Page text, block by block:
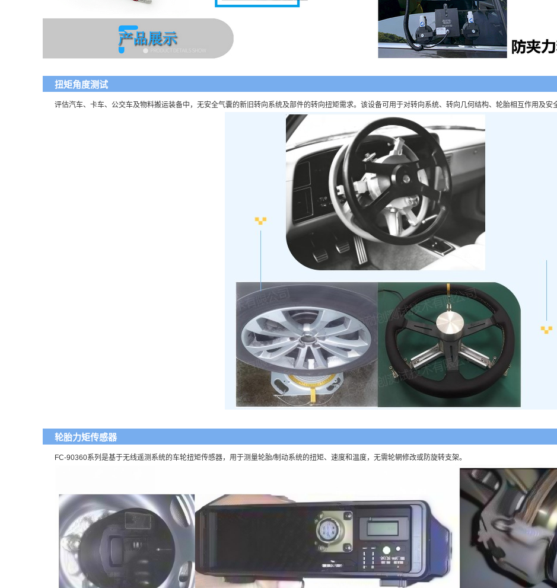
扭矩角度测试
评估汽车、卡车、公交车及物料搬运装备中，无安全气囊的新旧转向系统及部件的转向扭矩需求。该设备可用于对转向系统、转向几何结构、轮胎相互作用及安
轮胎力矩传感器
FC-90360系列是基于无线遥测系统的车轮扭矩传感器，用于测量轮胎/制动系统的扭矩、速度和温度，无需轮辋修改或防旋转支架。